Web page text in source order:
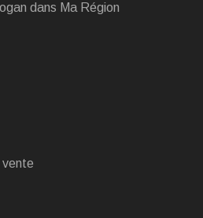
dans Ma Région
vente